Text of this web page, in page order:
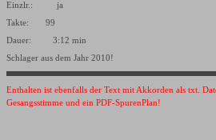
Einzlr.: ja
Takte: 99
Dauer: 3:12 min
Schlager aus dem Jahr 2010!
Enthalten ist ebenfalls der Text mit Akkorden als txt.
Gesangsstimme und ein PDF-SpurenPlan!